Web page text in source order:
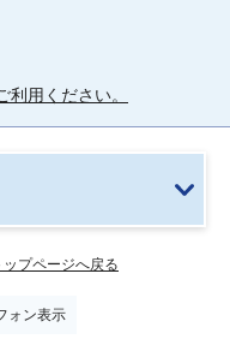
用ください。
ップページへ戻る
ォン表示